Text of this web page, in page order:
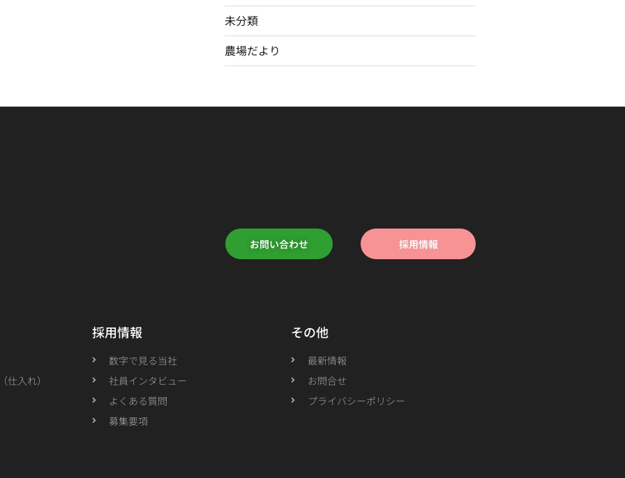
未分類
農場だより
お問い合わせ 採用情報
入れ）
採用情報
数字で見る当社
社員インタビュー
よくある質問
募集要項
その他
最新情報
お問合せ
プライバシーポリシー